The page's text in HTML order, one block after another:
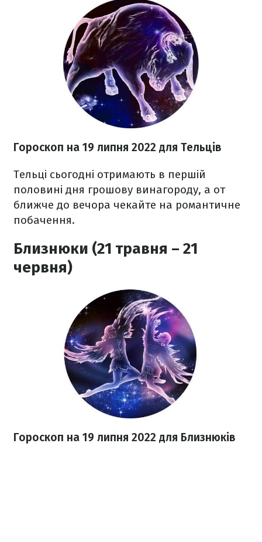
Гороскоп на 19 липня 2022 для Тельців
Тельці сьогодні отримають в першій
половині дня грошову винагороду, а от
ближче до вечора чекайте на романтичне
побачення.
Близнюки (21 травня – 21
червня)
Гороскоп на 19 липня 2022 для Близнюків